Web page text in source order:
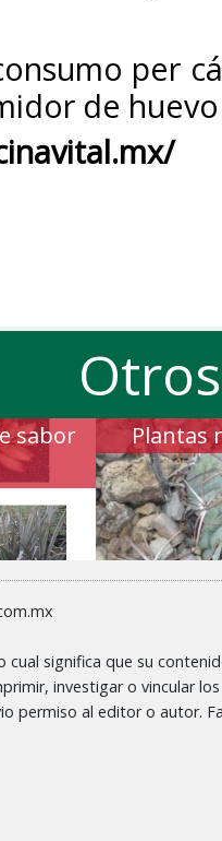
per
de
sabor
Plantas
cual significa que su
investigar o vincular
permiso al editor o autor.